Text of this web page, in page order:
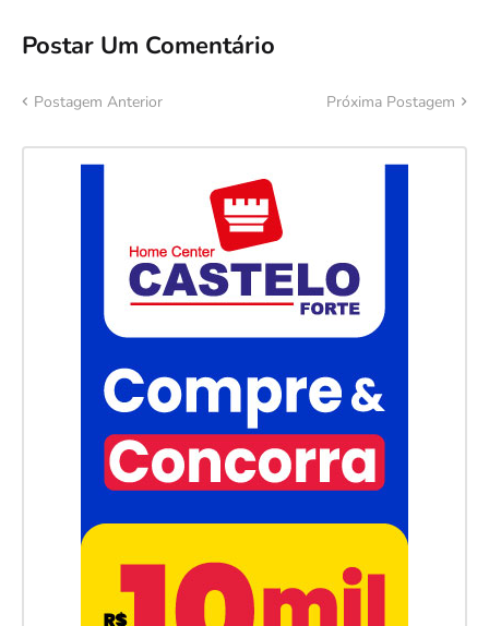
Postar Um Comentário
Postagem Anterior Próxima Postagem